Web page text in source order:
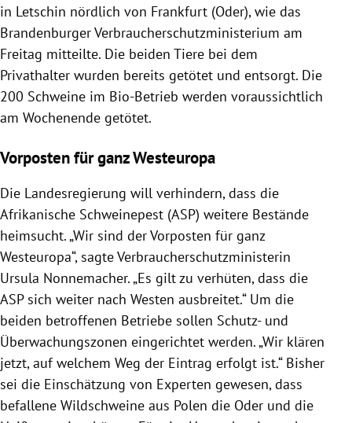
in Letschin nördlich von Frankfurt (Oder), wie das
Brandenburger Verbraucherschutzministerium am
Freitag mitteilte. Die beiden Tiere bei dem
Privathalter wurden bereits getötet und entsorgt. Die
200 Schweine im Bio-Betrieb werden voraussichtlich
am Wochenende getötet.
Vorposten für ganz Westeuropa
Die Landesregierung will verhindern, dass die
Afrikanische Schweinepest (ASP) weitere Bestände
heimsucht. „Wir sind der Vorposten für ganz
Westeuropa“, sagte Verbraucherschutzministerin
Ursula Nonnemacher. „Es gilt zu verhüten, dass die
ASP sich weiter nach Westen ausbreitet.“ Um die
beiden betroffenen Betriebe sollen Schutz- und
Überwachungszonen eingerichtet werden. „Wir klären
jetzt, auf welchem Weg der Eintrag erfolgt ist.“ Bisher
sei die Einschätzung von Experten gewesen, dass
befallene Wildschweine aus Polen die Oder und die